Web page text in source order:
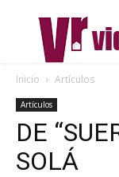
Inicio Artículos
Artículos
DE
SOLÁ